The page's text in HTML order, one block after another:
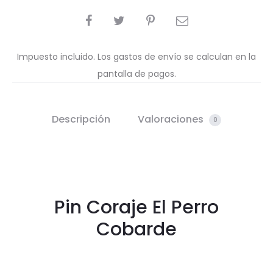
COMPARTIR
Impuesto incluido. Los gastos de envío se calculan en la
pantalla de pagos.
Descripción Valoraciones 0
Pin Coraje El Perro
Cobarde